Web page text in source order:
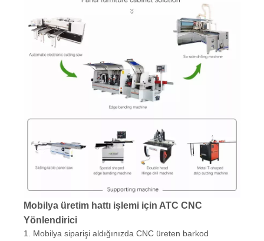
sistemi işgücü maliyetini, iş yoğunluğunu azaltabilir, üretim
verimliliğini artırabilir ve üretim maliyetini azaltabilir.
3. Materyal ve toz kaldırma ekipmanı ile donatılmış tüm
makine patent tasarım yapısı, otomatik sürekli çalışma
sağlayabilir.
4. Otomatik etiketleme ve plaka işleme aynı anda
işleminde meydana gelebilecek çeşitli kazalar ve hatalar
tamamen önleyebilen çeşitli etiketleme yöntemlerini
verimli bir şekilde eşleştirebilir.
kesilir, şimdi CNC kesme makinesi, 8 saatin
hesaplanmasına göre, özellikle günde 100 yaprak
üretebilen otomatik yükleme ve boşaltma fonksiyonu ile
günde 60-80 yaprak işleyebilir.